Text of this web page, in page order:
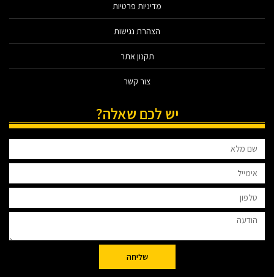
מדיניות פרטיות
הצהרת נגישות
תקנון אתר
צור קשר
יש לכם שאלה?
שליחה